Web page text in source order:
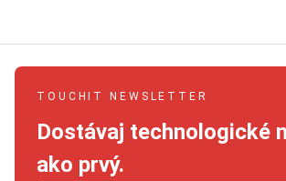
TOUCHIT NEWSLETTER
Dostávaj technologické
ako prvý.